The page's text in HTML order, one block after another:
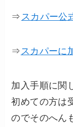
⇒ スカパー公
⇒スカパーに
加入手順に関
初めての方は
のでそのへん